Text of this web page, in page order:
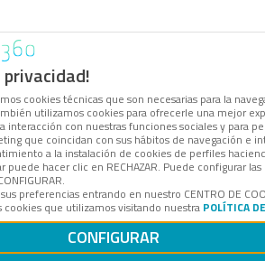
cookies técnicas que son necesarias para la
utilizamos cookies para ofrecerle una mejor
interacción con nuestras funciones sociales y para
que coincidan con sus hábitos de navegación e
a la instalación de cookies de perfiles
puede hacer clic en RECHAZAR. Puede configurar
preferencias entrando en nuestro CENTRO DE
cookies que utilizamos visitando nuestra POLÍTICA
CONFIGURAR